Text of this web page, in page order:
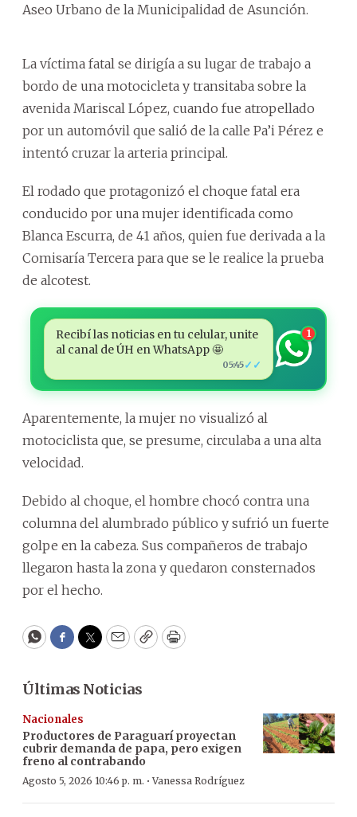
Aseo Urbano de la Municipalidad de Asunción.
La víctima fatal se dirigía a su lugar de trabajo a
bordo de una motocicleta y transitaba sobre la
avenida Mariscal López, cuando fue atropellado
por un automóvil que salió de la calle Pa’i Pérez e
intentó cruzar la arteria principal.
El rodado que protagonizó el choque fatal era
conducido por una mujer identificada como
Blanca Escurra, de 41 años, quien fue derivada a la
Comisaría Tercera para que se le realice la prueba
de alcotest.
Recibí las noticias en tu celular, unite
al canal de ÚH en WhatsApp 🤩
05:45✓✓
1
Aparentemente, la mujer no visualizó al
motociclista que, se presume, circulaba a una alta
velocidad.
Debido al choque, el hombre chocó contra una
columna del alumbrado público y sufrió un fuerte
golpe en la cabeza. Sus compañeros de trabajo
llegaron hasta la zona y quedaron consternados
por el hecho.
WhatsApp
Facebook
Twitter
EmailCopyPrint
Últimas Noticias
Nacionales
Productores de Paraguarí proyectan
cubrir demanda de papa, pero exigen
freno al contrabando
Agosto 5, 2026 10:46 p. m. ·Vanessa Rodríguez